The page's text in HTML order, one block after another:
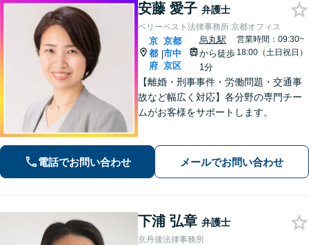
安藤 愛子 弁護士
ベリーベスト法律事務所 京都オフィス
京
都
府
|
京都
市中
京区
烏丸駅
から徒歩
1分
営業時間：09:30~
18:00（土日祝日）
【離婚・刑事事件・労働問題・交通事
故など幅広く対応】各分野の専門チー
ムがお客様をサポートします。
電話でお問い合わせ メールでお問い合わせ
下浦 弘章 弁護士
京丹後法律事務所